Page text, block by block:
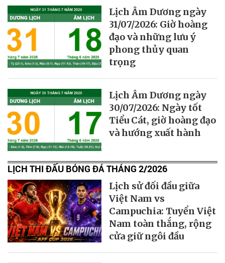
Lịch Âm Dương ngày
31/07/2026: Giờ hoàng
đạo và những lưu ý
phong thủy quan
trọng
Lịch Âm Dương ngày
30/07/2026: Ngày tốt
Tiểu Cát, giờ hoàng đạo
và hướng xuất hành
LỊCH THI ĐẤU BÓNG ĐÁ THÁNG 2/2026
Lịch sử đối đầu giữa
Việt Nam vs
Campuchia: Tuyển Việt
Nam toàn thắng, rộng
cửa giữ ngôi đầu